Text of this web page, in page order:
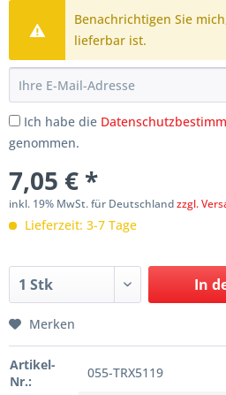
Benachrichtigen Sie
lieferbar ist.
Ich habe die
genommen.
7,05 € *
inkl. 19% MwSt. für Deutschlandzzgl.
Lieferzeit: 3-7 Tage
In
Merken
Artikel-
Nr.:
055-TRX5119